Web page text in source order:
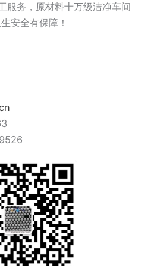
服务，原材料十万级洁净车间
安全有保障！